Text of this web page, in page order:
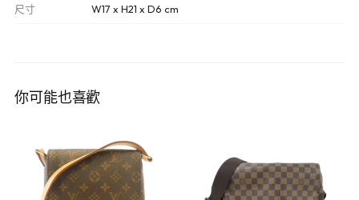
尺寸 W17 x H21 x D6 cm
你可能也喜歡